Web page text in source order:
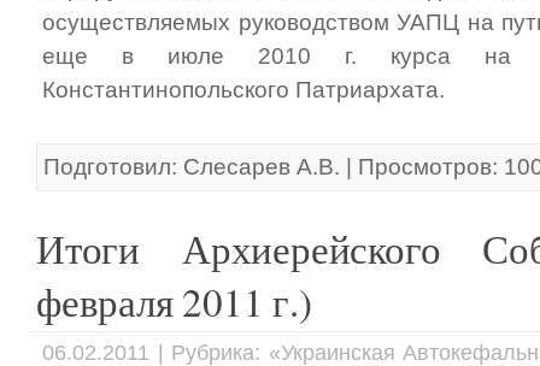
осуществляемых руководством УАПЦ на
еще в июле 2010 г. курса на
Константинопольского Патриархата.
Подготовил: Слесарев А.В. | Просмотров:
Итоги Архиерейского
февраля 2011 г.)
06.02.2011 | Рубрика: «Украинская